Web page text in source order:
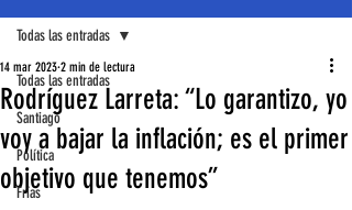
Todas las entradas
Santiago
Política
Frías
Todas las entradas
Rodríguez Larreta: “Lo garantizo, yo
voy a bajar la inflación; es el primer
objetivo que tenemos”
14 mar 2023 2 min de lectura